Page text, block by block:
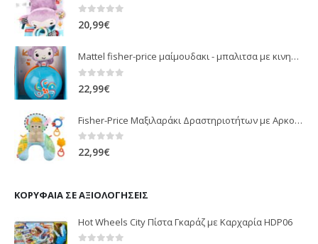
0 out of 5
20,99€
Mattel fisher-price μαίμουδακι - μπαλιτσα με κινηση JLB95
22,99€
Fisher-Price Μαξιλαράκι Δραστηριοτήτων με Αρκουδάκι (JHB44)
0 out of 5
22,99€
ΚΟΡΥΦΑΊΑ ΣΕ ΑΞΙΟΛΟΓΉΣΕΙΣ
Hot Wheels City Πίστα Γκαράζ με Καρχαρία HDP06